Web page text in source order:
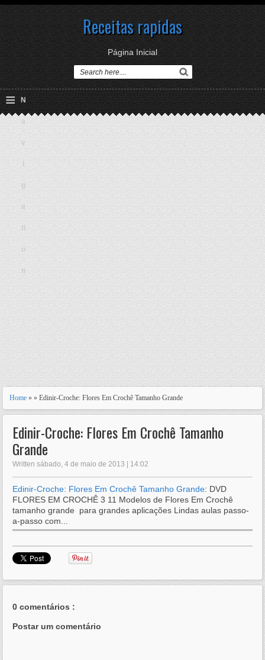
Receitas rapidas
Página Inicial
≡ N
a
v
i
g
a
ti
o
n
Home » » Edinir-Croche: Flores Em Crochê Tamanho Grande
Edinir-Croche: Flores Em Crochê Tamanho
Grande
Written sábado, 4 de maio de 2013 | 14:02
Edinir-Croche: Flores Em Crochê Tamanho Grande: DVD
FLORES EM CROCHÊ 3 11 Modelos de Flores Em Crochê
tamanho grande para grandes aplicações Lindas aulas passo-
a-passo com...
0 comentários :
Postar um comentário